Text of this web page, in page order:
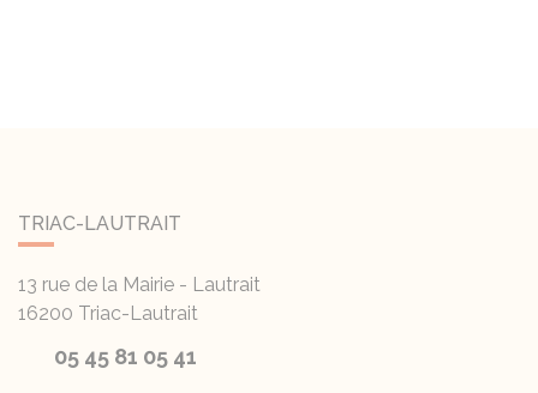
TRIAC-LAUTRAIT
13 rue de la Mairie - Lautrait
16200 Triac-Lautrait
05 45 81 05 41